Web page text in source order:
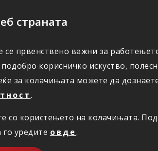
страната
првенствено важни за
корисничко искуство,
за колачињата можете да
.
со користењето на колачињата.
уредите овде.
ЗА НАС